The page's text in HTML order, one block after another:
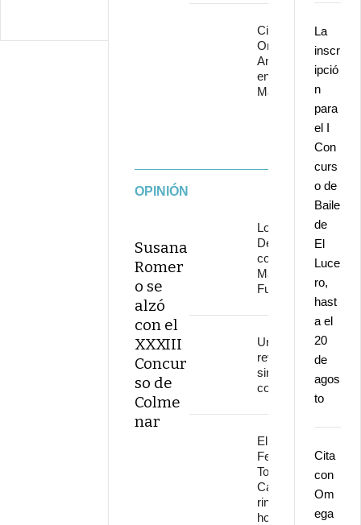
Cita con
Omega 30
Aniversario
en Starlite
Marbella
OPINIÓN
Susana
Romer
o se
alzó
con el
XXXIII
Concur
so de
Colme
nar
Los
Delinqüentes
conquistan
Marenostrum
Fuengirola
Una
revolución
sin
continuidad
El
Festival
Torre del
Cante
rinde
homenaje
La
inscr
ipció
n
para
el I
Con
curs
o de
Baile
de
El
Luce
ro,
hast
a el
20
de
agos
to
Cita
con
Om
ega